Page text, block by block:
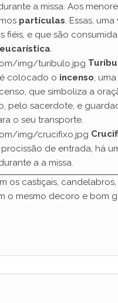
a missa. Aos
partículas . Essas,
e que são
colocado o incenso,
que simboliza a
pelo sacerdote, e
o seu transporte.
de entrada, há
a a missa.
os castiçais,
o mesmo decoro e bom